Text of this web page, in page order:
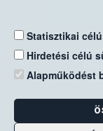
Statisztikai
Hirdetési célú
Alapműködést